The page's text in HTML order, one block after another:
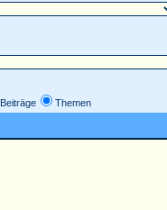
Beiträge Themen